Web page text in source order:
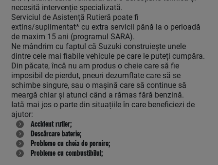
necesită intervenție specializată.
Serviciul de Asistență Rutieră poate fi
extins/suplimentat* cu extra servicii până la o perioadă
de maxim 15 ani (programul SARA).
Ne mândrim cu faptul că Suzuki construiește unele
dintre cele mai fiabile vehicule pe care le puteți cumpăra.
Din păcate, încă nu am produs o cheie care să fie
imposibil de pierdut, pneuri dezumflate care să se
schimbe singure, sau o mașină care să continue să
meargă chiar și atunci când a rămas fără benzină.
Iată mai jos o parte din situațiile în care beneficiezi de
ajutor:
Accident rutier;
Descărcare baterie;
Probleme cu cheia de pornire;
Probleme cu combustibilul;